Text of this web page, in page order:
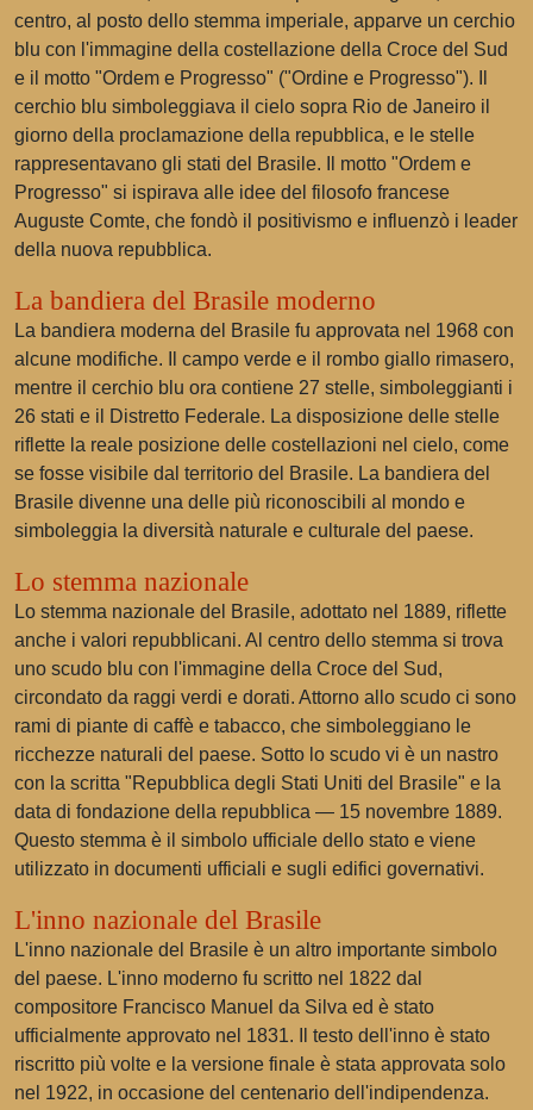
centro, al posto dello stemma imperiale, apparve un cerchio
blu con l'immagine della costellazione della Croce del Sud
e il motto "Ordem e Progresso" ("Ordine e Progresso"). Il
cerchio blu simboleggiava il cielo sopra Rio de Janeiro il
giorno della proclamazione della repubblica, e le stelle
rappresentavano gli stati del Brasile. Il motto "Ordem e
Progresso" si ispirava alle idee del filosofo francese
Auguste Comte, che fondò il positivismo e influenzò i leader
della nuova repubblica.
La bandiera del Brasile moderno
La bandiera moderna del Brasile fu approvata nel 1968 con
alcune modifiche. Il campo verde e il rombo giallo rimasero,
mentre il cerchio blu ora contiene 27 stelle, simboleggianti i
26 stati e il Distretto Federale. La disposizione delle stelle
riflette la reale posizione delle costellazioni nel cielo, come
se fosse visibile dal territorio del Brasile. La bandiera del
Brasile divenne una delle più riconoscibili al mondo e
simboleggia la diversità naturale e culturale del paese.
Lo stemma nazionale
Lo stemma nazionale del Brasile, adottato nel 1889, riflette
anche i valori repubblicani. Al centro dello stemma si trova
uno scudo blu con l'immagine della Croce del Sud,
circondato da raggi verdi e dorati. Attorno allo scudo ci sono
rami di piante di caffè e tabacco, che simboleggiano le
ricchezze naturali del paese. Sotto lo scudo vi è un nastro
con la scritta "Repubblica degli Stati Uniti del Brasile" e la
data di fondazione della repubblica — 15 novembre 1889.
Questo stemma è il simbolo ufficiale dello stato e viene
utilizzato in documenti ufficiali e sugli edifici governativi.
L'inno nazionale del Brasile
L'inno nazionale del Brasile è un altro importante simbolo
del paese. L'inno moderno fu scritto nel 1822 dal
compositore Francisco Manuel da Silva ed è stato
ufficialmente approvato nel 1831. Il testo dell'inno è stato
riscritto più volte e la versione finale è stata approvata solo
nel 1922, in occasione del centenario dell'indipendenza.